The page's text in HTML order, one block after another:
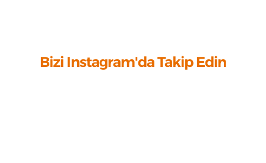
Bizi Instagram'da Takip Edin